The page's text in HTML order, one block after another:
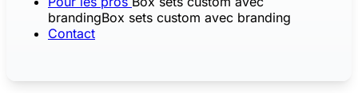
brandingBox sets custom avec branding
Contact